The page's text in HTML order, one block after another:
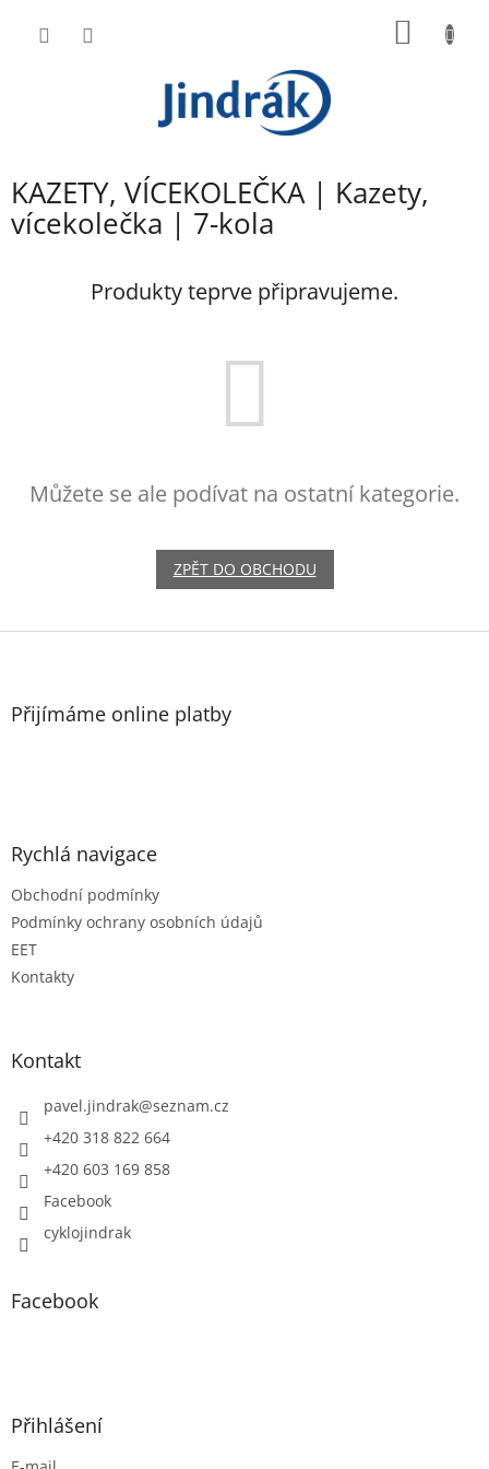
KAZETY, VÍCEKOLEČKA | Kazety,
vícekolečka | 7-kola
Produkty teprve připravujeme.
Můžete se ale podívat na ostatní kategorie.
ZPĚT DO OBCHODU
Z
Přijímáme online platby
Rychlá navigace
Obchodní podmínky
Podmínky ochrany osobních údajů
EET
Kontakty
Kontakt
pavel.jindrak@seznam.cz
+420 318 822 664
+420 603 169 858
Facebook
cyklojindrak
Facebook
Přihlášení